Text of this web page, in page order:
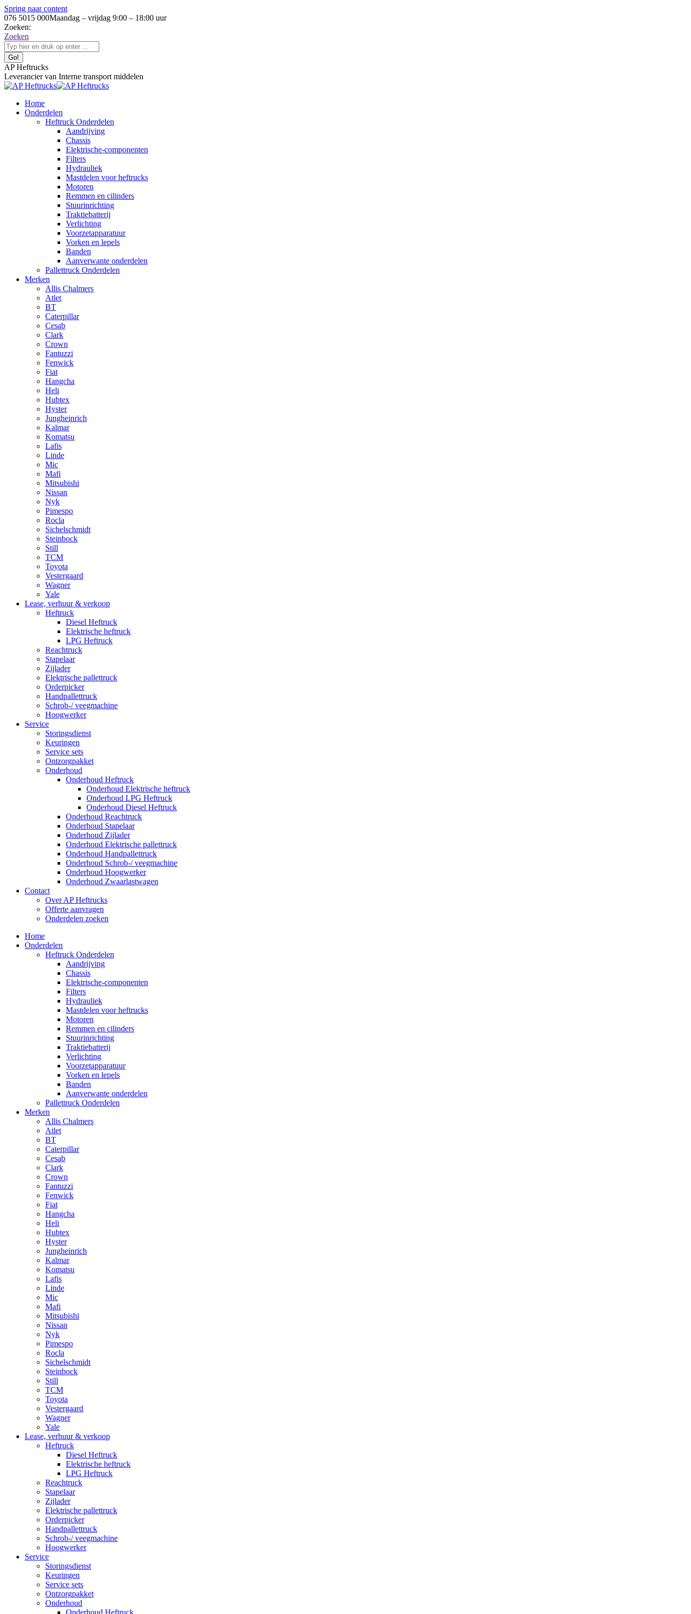
Spring naar content
076 5015 000Maandag – vrijdag 9:00 – 18:00 uur
Zoeken:
Zoeken
AP Heftrucks
Leverancier van Interne transport middelen
Home
Onderdelen
Heftruck Onderdelen
Aandrijving
Chassis
Elektrische-componenten
Filters
Hydrauliek
Mastdelen voor heftrucks
Motoren
Remmen en cilinders
Stuurinrichting
Traktiebatterij
Verlichting
Voorzetapparatuur
Vorken en lepels
Banden
Aanverwante onderdelen
Pallettruck Onderdelen
Merken
Allis Chalmers
Atlet
BT
Caterpillar
Cesab
Clark
Crown
Fantuzzi
Fenwick
Fiat
Hangcha
Heli
Hubtex
Hyster
Jungheinrich
Kalmar
Komatsu
Lafis
Linde
Mic
Mafi
Mitsubishi
Nissan
Nyk
Pimespo
Rocla
Sichelschmidt
Steinbock
Still
TCM
Toyota
Vestergaard
Wagner
Yale
Lease, verhuur & verkoop
Heftruck
Diesel Heftruck
Elektrische heftruck
LPG Heftruck
Reachtruck
Stapelaar
Zijlader
Elektrische pallettruck
Orderpicker
Handpallettruck
Schrob-/ veegmachine
Hoogwerker
Service
Storingsdienst
Keuringen
Service sets
Ontzorgpakket
Onderhoud
Onderhoud Heftruck
Onderhoud Elektrische heftruck
Onderhoud LPG Heftruck
Onderhoud Diesel Heftruck
Onderhoud Reachtruck
Onderhoud Stapelaar
Onderhoud Zijlader
Onderhoud Elektrische pallettruck
Onderhoud Handpallettruck
Onderhoud Schrob-/ veegmachine
Onderhoud Hoogwerker
Onderhoud Zwaarlastwagen
Contact
Over AP Heftrucks
Offerte aanvragen
Onderdelen zoeken
Home
Onderdelen
Heftruck Onderdelen
Aandrijving
Chassis
Elektrische-componenten
Filters
Hydrauliek
Mastdelen voor heftrucks
Motoren
Remmen en cilinders
Stuurinrichting
Traktiebatterij
Verlichting
Voorzetapparatuur
Vorken en lepels
Banden
Aanverwante onderdelen
Pallettruck Onderdelen
Merken
Allis Chalmers
Atlet
BT
Caterpillar
Cesab
Clark
Crown
Fantuzzi
Fenwick
Fiat
Hangcha
Heli
Hubtex
Hyster
Jungheinrich
Kalmar
Komatsu
Lafis
Linde
Mic
Mafi
Mitsubishi
Nissan
Nyk
Pimespo
Rocla
Sichelschmidt
Steinbock
Still
TCM
Toyota
Vestergaard
Wagner
Yale
Lease, verhuur & verkoop
Heftruck
Diesel Heftruck
Elektrische heftruck
LPG Heftruck
Reachtruck
Stapelaar
Zijlader
Elektrische pallettruck
Orderpicker
Handpallettruck
Schrob-/ veegmachine
Hoogwerker
Service
Storingsdienst
Keuringen
Service sets
Ontzorgpakket
Onderhoud
Onderhoud Heftruck